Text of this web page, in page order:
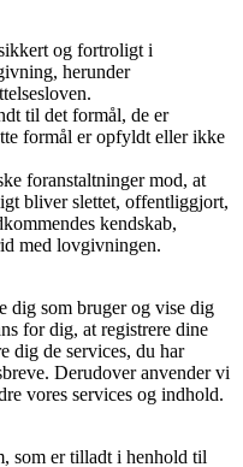
og fortroligt i
herunder
til det formål, de er
formål er opfyldt eller ikke
foranstaltninger mod, at
bliver slettet, offentliggjort,
kendskab,
med lovgivningen.
dig som bruger og vise dig
for dig, at registrere dine
dig de services, du har
Derudover anvender vi
vores services og indhold.
som er tilladt i henhold til